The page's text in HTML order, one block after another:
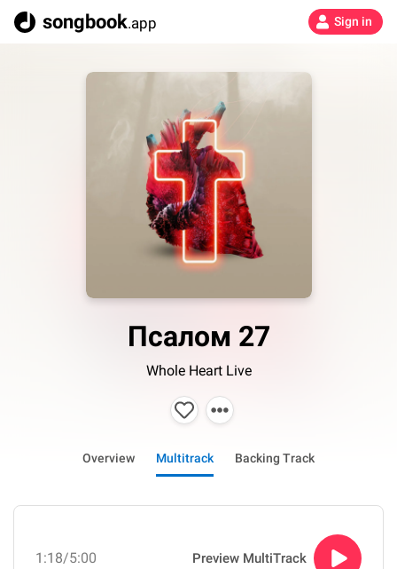
songbook.app Sign in
Псалом 27
Whole Heart Live
Overview Multitrack Backing Track
1:18/5:00 Preview MultiTrack